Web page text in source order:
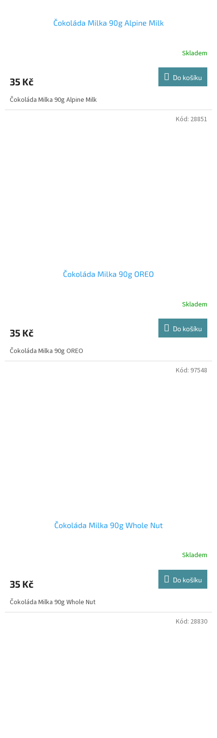
Čokoláda Milka 90g Alpine Milk
Skladem
35 Kč Do košíku
Čokoláda Milka 90g Alpine Milk
Čokoláda Milka 90g OREO
Skladem
35 Kč Do košíku
Čokoláda Milka 90g OREO
Kód: 28851
Čokoláda Milka 90g Whole Nut
Skladem
35 Kč Do košíku
Čokoláda Milka 90g Whole Nut
Kód: 97548
Kód: 28830